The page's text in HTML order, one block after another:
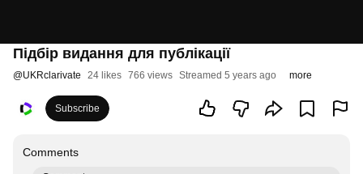
Підбір видання для публікації
@UKRclarivate 24 likes 766 views Streamed 5 years ago more
Subscribe
Comments